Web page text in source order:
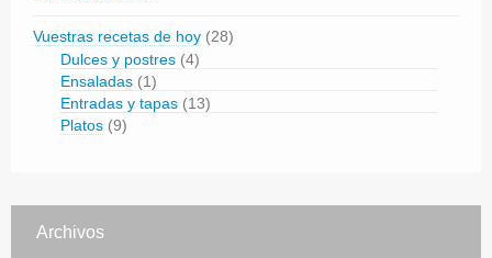
Vuestras recetas de hoy (28)
Dulces y postres (4)
Ensaladas (1)
Entradas y tapas (13)
Platos (9)
Archivos